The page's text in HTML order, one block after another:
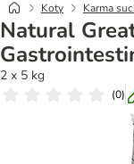
Koty Karma
Natural
2 x 5 kg
(0)